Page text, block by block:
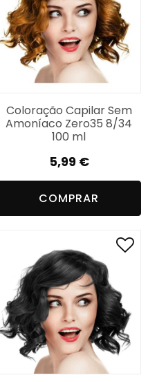
Coloração Capilar Sem
Amoníaco Zero35 8/34
100 ml
5,99 €
COMPRAR